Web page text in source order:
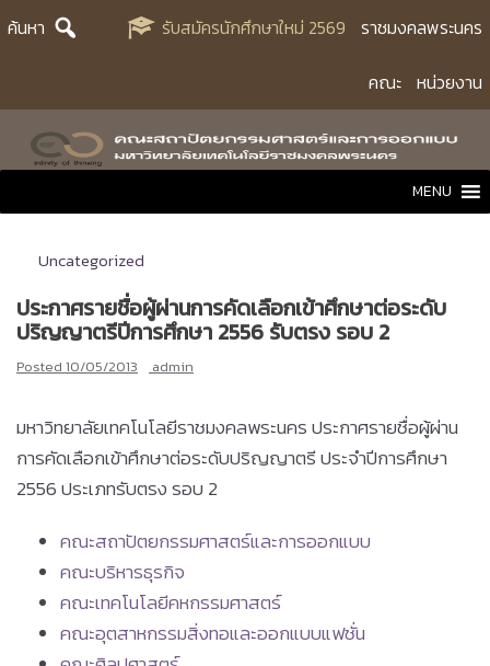
Skipค้นหา รับสมัครนักศึกษาใหม่ 2569 ราชมงคลพระนคร
คณะ หน่วยงาน
MENU
Uncategorized
ประกาศรายชื่อผู้ผ่านการคัดเลือกเข้าศึกษาต่อระดับ
ปริญญาตรีปีการศึกษา 2556 รับตรง รอบ 2
Posted 10/05/2013 admin
มหาวิทยาลัยเทคโนโลยีราชมงคลพระนคร ประกาศรายชื่อผู้ผ่าน
การคัดเลือกเข้าศึกษาต่อระดับปริญญาตรี ประจำปีการศึกษา
2556 ประเภทรับตรง รอบ 2
คณะสถาปัตยกรรมศาสตร์และการออกแบบ
คณะบริหารธุรกิจ
คณะเทคโนโลยีคหกรรมศาสตร์
คณะอุตสาหกรรมสิ่งทอและออกแบบแฟชั่น